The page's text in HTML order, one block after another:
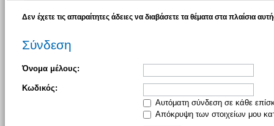
Δεν έχετε τις απαραίτητες άδειες να διαβάσετε τα θέματα στα πλαίσια
Σύνδεση
Όνομα μέλους:
Κωδικός:
Αυτόματη σύνδεση σε κάθε
Απόκρυψη των στοιχείων μου